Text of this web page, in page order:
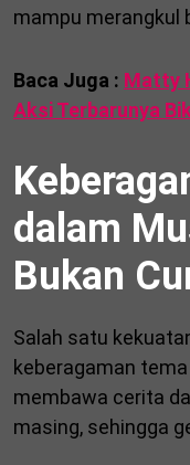
mampu merangkul
Baca Juga : Matty
Aksi Terbarunya
dalam
Bukan
Salah satu
keberagaman
membawa cerita
masing, sehingga